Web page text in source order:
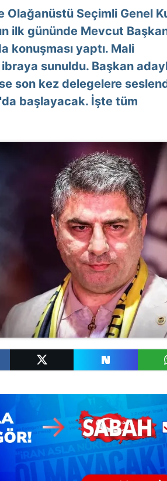
Olağanüstü Seçimli Genel
ilk gününde Mevcut
konuşması yaptı. Mali
sunuldu. Başkan
son kez delegelere
başlayacak. İşte tüm